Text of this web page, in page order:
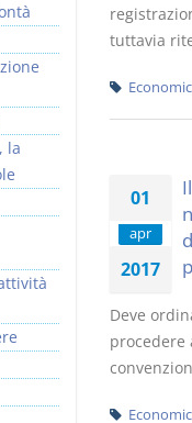
tuttavia
01
apr
2017
Deve
la